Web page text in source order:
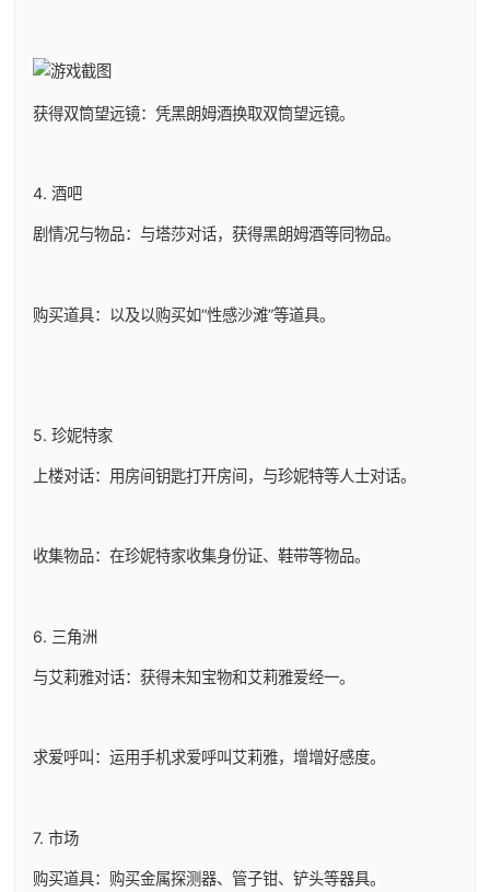
获得双筒望远镜：凭黑朗姆酒换取双筒望远镜。
4. 酒吧
剧情况与物品：与塔莎对话，获得黑朗姆酒等同物品。
购买道具：以及以购买如“性感沙滩”等道具。
5. 珍妮特家
上楼对话：用房间钥匙打开房间，与珍妮特等人士对话。
收集物品：在珍妮特家收集身份证、鞋带等物品。
6. 三角洲
与艾莉雅对话：获得未知宝物和艾莉雅爱经一。
求爱呼叫：运用手机求爱呼叫艾莉雅，增增好感度。
7. 市场
购买道具：购买金属探测器、管子钳、铲头等器具。